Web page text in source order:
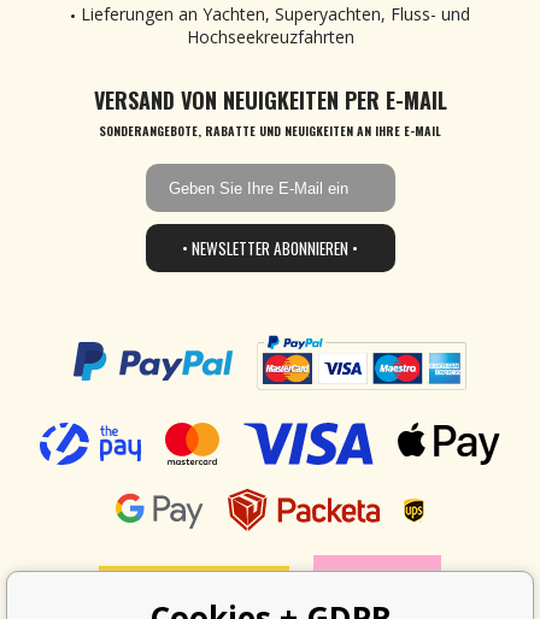
Lieferungen an Yachten, Superyachten, Fluss- und
Hochseekreuzfahrten
VERSAND VON NEUIGKEITEN PER E-MAIL
SONDERANGEBOTE, RABATTE UND NEUIGKEITEN AN IHRE E-MAIL
• NEWSLETTER ABONNIEREN •